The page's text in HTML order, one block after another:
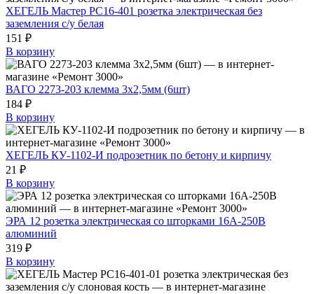
ХЕГЕЛЬ Мастер РС16-401 розетка электрическая без
заземления с/у белая
151 ₽
В корзину
ВАГО 2273-203 клемма 3х2,5мм (6шт)
184 ₽
В корзину
ХЕГЕЛЬ КУ-1102-И подрозетник по бетону и кирпичу
21 ₽
В корзину
ЭРА 12 розетка электрическая со шторками 16A-250В
алюминий
319 ₽
В корзину